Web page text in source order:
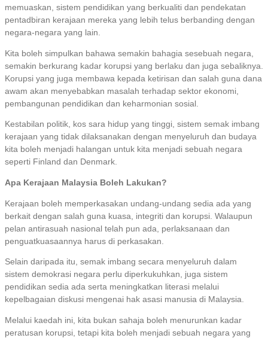
memuaskan, sistem pendidikan yang berkualiti dan pendekatan
pentadbiran kerajaan mereka yang lebih telus berbanding dengan
negara-negara yang lain.
Kita boleh simpulkan bahawa semakin bahagia sesebuah negara,
semakin berkurang kadar korupsi yang berlaku dan juga sebaliknya.
Korupsi yang juga membawa kepada ketirisan dan salah guna dana
awam akan menyebabkan masalah terhadap sektor ekonomi,
pembangunan pendidikan dan keharmonian sosial.
Kestabilan politik, kos sara hidup yang tinggi, sistem semak imbang
kerajaan yang tidak dilaksanakan dengan menyeluruh dan budaya
kita boleh menjadi halangan untuk kita menjadi sebuah negara
seperti Finland dan Denmark.
Apa Kerajaan Malaysia Boleh Lakukan?
Kerajaan boleh memperkasakan undang-undang sedia ada yang
berkait dengan salah guna kuasa, integriti dan korupsi. Walaupun
pelan antirasuah nasional telah pun ada, perlaksanaan dan
penguatkuasaannya harus di perkasakan.
Selain daripada itu, semak imbang secara menyeluruh dalam
sistem demokrasi negara perlu diperkukuhkan, juga sistem
pendidikan sedia ada serta meningkatkan literasi melalui
kepelbagaian diskusi mengenai hak asasi manusia di Malaysia.
Melalui kaedah ini, kita bukan sahaja boleh menurunkan kadar
peratusan korupsi, tetapi kita boleh menjadi sebuah negara yang